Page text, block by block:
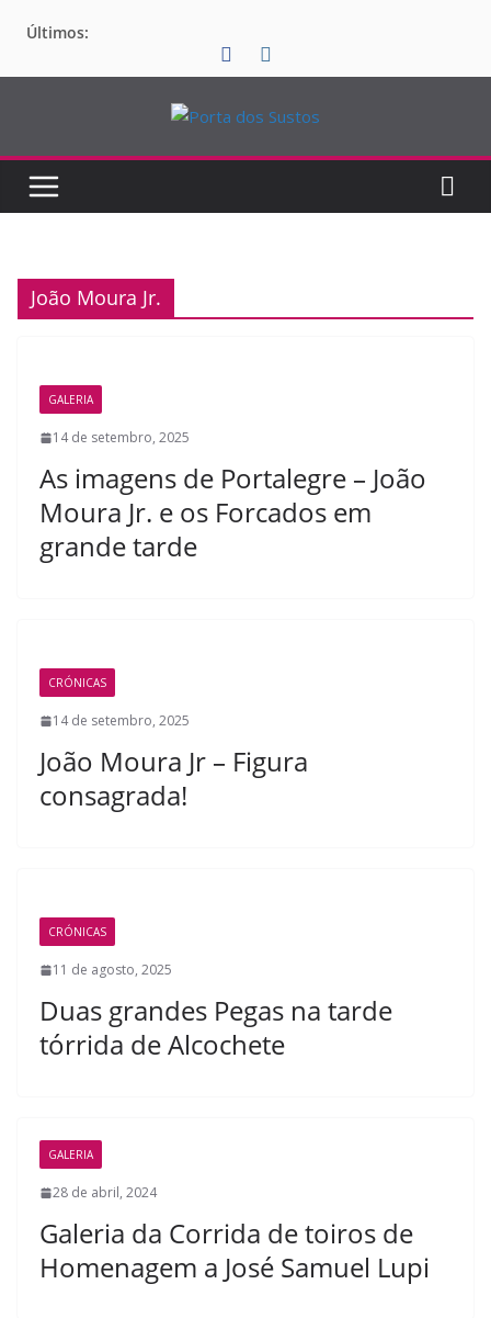
paraÚltimos:
João Moura Jr.
GALERIA
14 de setembro, 2025
As imagens de Portalegre – João
Moura Jr. e os Forcados em
grande tarde
CRÓNICAS
14 de setembro, 2025
João Moura Jr – Figura
consagrada!
CRÓNICAS
11 de agosto, 2025
Duas grandes Pegas na tarde
tórrida de Alcochete
GALERIA
28 de abril, 2024
Galeria da Corrida de toiros de
Homenagem a José Samuel Lupi